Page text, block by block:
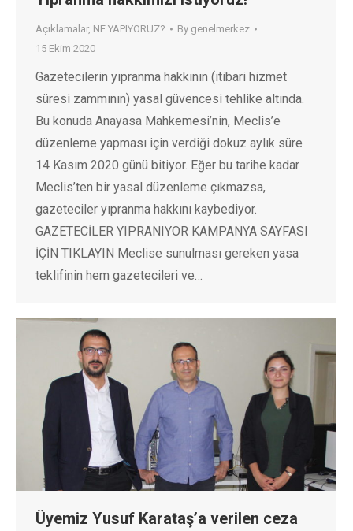
Açıklamalar, NE YAPIYORUZ? By genelmerkez
15 Ekim 2020
Gazetecilerin yıpranma hakkının (itibari hizmet
süresi zammının) yasal güvencesi tehlike altında.
Bu konuda Anayasa Mahkemesi’nin, Meclis’e
düzenleme yapması için verdiği dokuz aylık süre
14 Kasım 2020 günü bitiyor. Eğer bu tarihe kadar
Meclis’ten bir yasal düzenleme çıkmazsa,
gazeteciler yıpranma hakkını kaybediyor.
GAZETECİLER YIPRANIYOR KAMPANYA SAYFASI
İÇİN TIKLAYIN Meclise sunulması gereken yasa
teklifinin hem gazetecileri ve…
Üyemiz Yusuf Karataş’a verilen ceza